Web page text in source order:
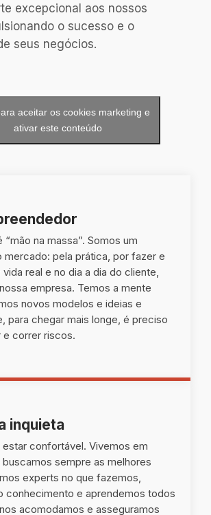
excepcional aos nossos
o sucesso e o
seus negócios.
aceitar os cookies marketing e
ativar este conteúdo
“mão na massa”. Somos um
mercado: pela prática, por fazer e
real e no dia a dia do cliente,
empresa. Temos a mente
novos modelos e ideias e
para chegar mais longe, é preciso
e correr riscos.
inquieta
estar confortável. Vivemos em
sempre as melhores
experts no que fazemos,
conhecimento e aprendemos todos
acomodamos e asseguramos